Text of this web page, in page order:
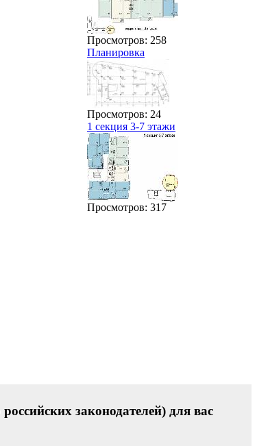
Просмотров: 258
Планировка
Просмотров: 24
1 секция 3-7 этажи
Просмотров: 317
законодателей) для вас